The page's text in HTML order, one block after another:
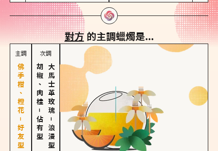
對方的主調蠟燭是...
主調
佛手柑、橙花－好友型
次調
胡椒、肉桂
－
佔有型
大馬士革玫瑰
－
浪漫型